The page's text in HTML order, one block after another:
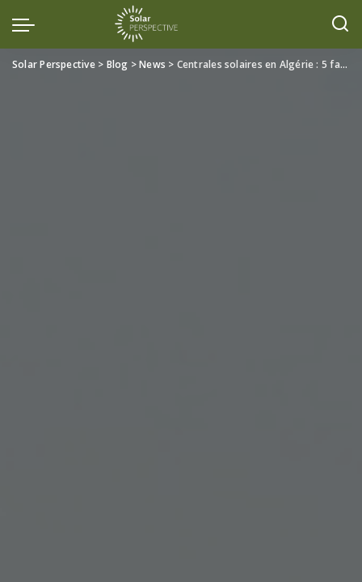
Solar Perspective> Blog >News > Centrales solaires en Algérie : 5 faits puissants sur le lancement des 2 premières centrales du programme 3 GW